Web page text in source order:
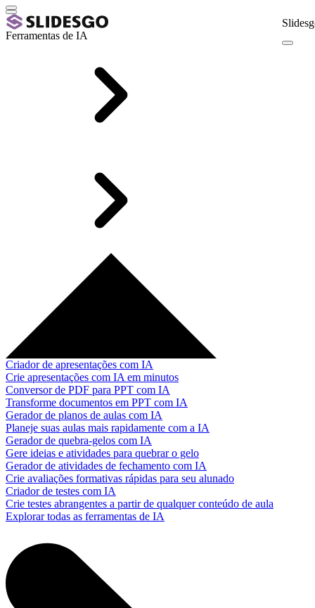
Ferramentas de IA
Criador de apresentações com IA
Crie apresentações com IA em minutos
Conversor de PDF para PPT com IA
Transforme documentos em PPT com IA
Gerador de planos de aulas com IA
Planeje suas aulas mais rapidamente com a IA
Gerador de quebra-gelos com IA
Gere ideias e atividades para quebrar o gelo
Gerador de atividades de fechamento com IA
Crie avaliações formativas rápidas para seu alunado
Criador de testes com IA
Crie testes abrangentes a partir de qualquer conteúdo de aula
Explorar todas as ferramentas de IA